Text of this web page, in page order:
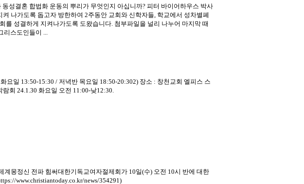
성결혼 합법화 운동의 뿌리가 무엇인지 아십니까? 피터 바이어하우스 박사
나가도록 돕고자 방한하여 2주동안 교회와 신학자들, 학교에서 성차별폐
성결하게 지켜나가도록 도왔습니다. 첨부파일을 널리 나누어 마지막 때
리스도인들이 ...
요일 13:50-15:30 / 저녁반 목요일 18:50-20:302) 장소 : 창천교회 엘피스 스
회 24.1.30 화요일 오전 11:00-낮12:30.
몽정신 전파 힘써대한기독교여자절제회가 10일(수) 오전 10시 반에 대한
www.christiantoday.co.kr/news/354291)